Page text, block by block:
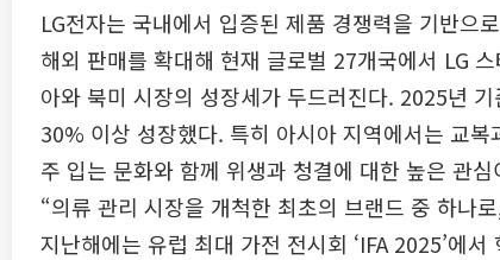
LG전자는 국내에서 입증된 제품 경쟁력을 기반으
해외 판매를 확대해 현재 글로벌 27개국에서 LG
아와 북미 시장의 성장세가 두드러진다. 2025년
30% 이상 성장했다. 특히 아시아 지역에서는 교
주 입는 문화와 함께 위생과 청결에 대한 높은 관
“의류 관리 시장을 개척한 최초의 브랜드 중 하나
지난해에는 유럽 최대 가전 전시회 ‘IFA 2025’에